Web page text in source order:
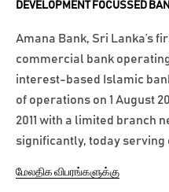
DEVELOPMENT FOCUSSED
Amana Bank, Sri Lanka’s
commercial bank
interest-based Islamic
of operations on 1 August
2011 with a limited branch
significantly, today serving
மேலதிக விபரங்களுக்கு